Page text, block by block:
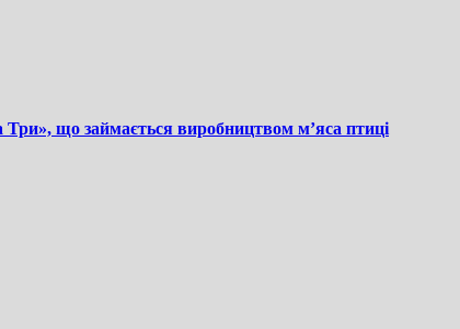
що займається виробництвом м’яса птиці